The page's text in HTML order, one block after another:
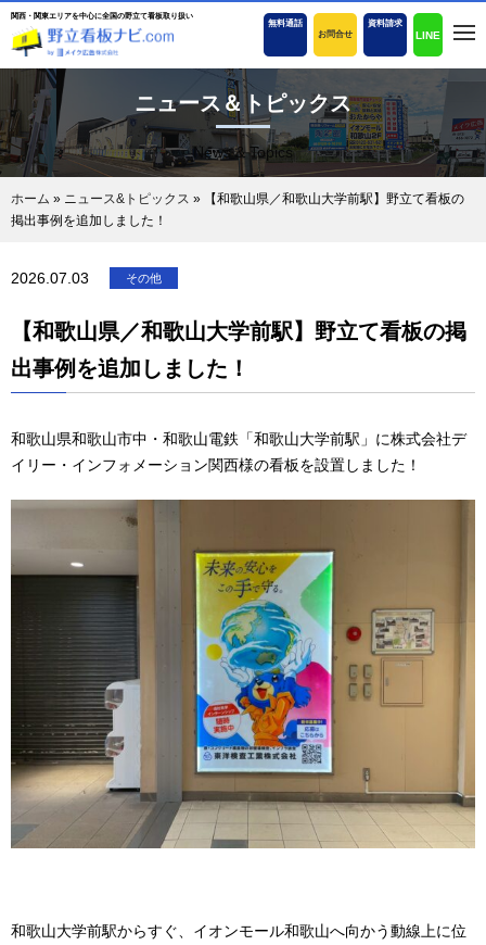
関西・関東エリアを中心に全国の野立て看板取り扱い
無料通話
お問合せ
資料請求
LINE
ニュース＆トピックス
News & Topics
ホーム » ニュース&トピックス »
【和歌山県／和歌山大学前駅】野立て看板の
掲出事例を追加しました！
2026.07.03 その他
【和歌山県／和歌山大学前駅】野立て看板の掲
出事例を追加しました！
和歌山県和歌山市中・和歌山電鉄「和歌山大学前駅」に株式会社デ
イリー・インフォメーション関西様の看板を設置しました！
和歌山大学前駅からすぐ、イオンモール和歌山へ向かう動線上に位